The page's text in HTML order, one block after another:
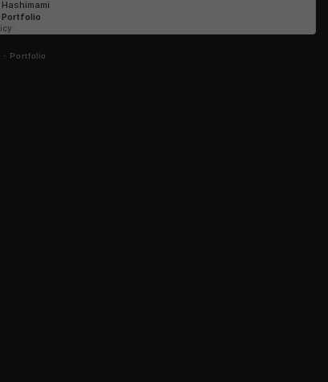
· Portfolio